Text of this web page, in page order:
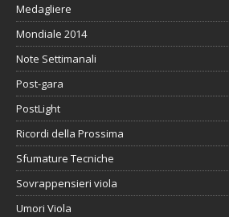
Medagliere
Mondiale 2014
Note Settimanali
Post-gara
PostLight
Ricordi della Prossima
Sfumature Tecniche
Sovrappensieri viola
Umori Viola